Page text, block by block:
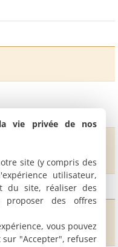
vie privée de nos
site (y compris des
utilisateur,
du site, réaliser des
proposer des offres
vous pouvez
sur "Accepter", refuser